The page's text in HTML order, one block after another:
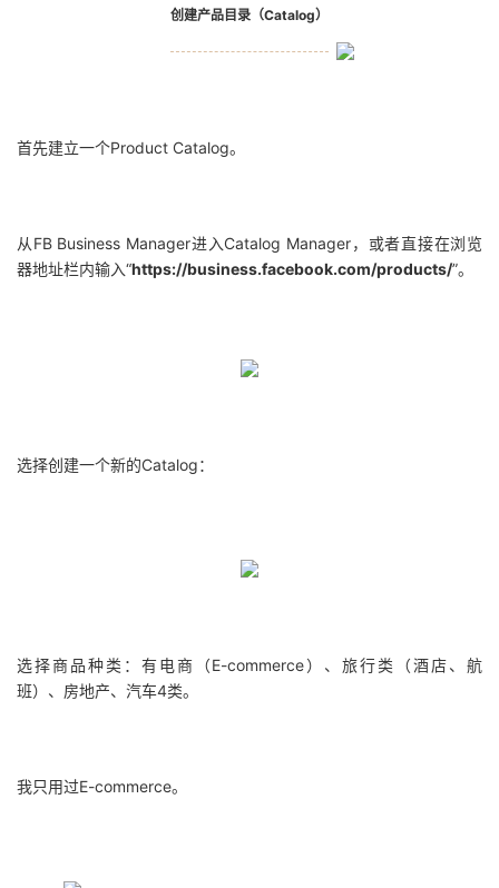
创建产品目录（Catalog）
首先建立一个Product Catalog。
从FB Business Manager进入Catalog Manager，或者直接在浏览
器地址栏内输入“https://business.facebook.com/products/”。
选择创建一个新的Catalog：
选择商品种类：有电商（E-commerce）、旅行类（酒店、航
班）、房地产、汽车4类。
我只用过E-commerce。